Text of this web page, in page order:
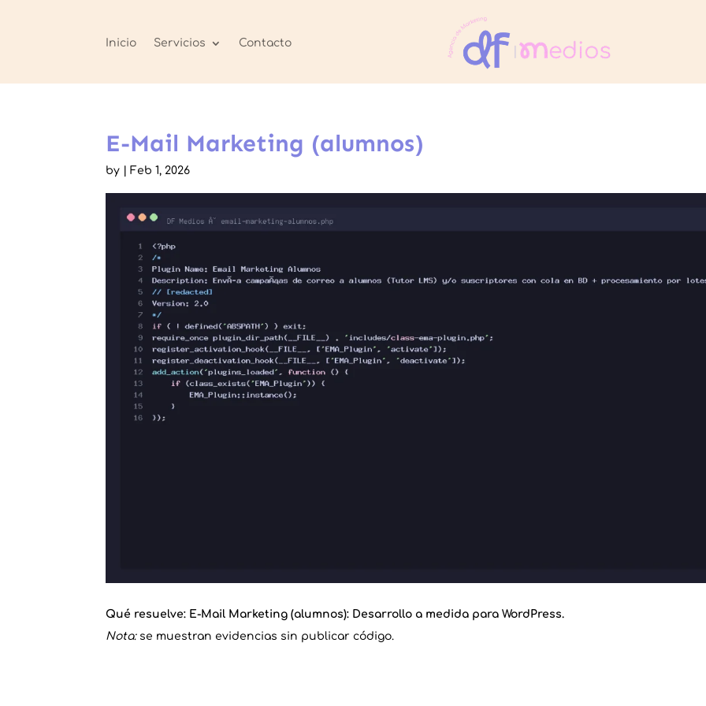
Inicio Servicios Contacto
E-Mail Marketing (alumnos)
by |Feb 1, 2026
Qué resuelve: E-Mail Marketing (alumnos): Desarrollo a medida para WordPress.
Nota:se muestran evidencias sin publicar código.